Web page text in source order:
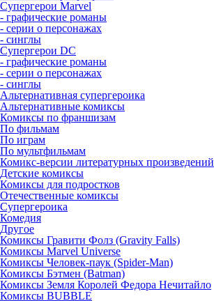
Супергерои Marvel
- графические романы
- серии о персонажах
- синглы
Супергерои DC
- графические романы
- серии о персонажах
- синглы
Альтернативная супергероика
Альтернативные комиксы
Комиксы по франшизам
По фильмам
По играм
По мультфильмам
Комикс-версии литературных произведений
Детские комиксы
Комиксы для подростков
Отечественные комиксы
Супергероика
Комедия
Другое
Комиксы Гравити Фолз (Gravity Falls)
Комиксы Marvel Universe
Комиксы Человек-паук (Spider-Man)
Комиксы Бэтмен (Batman)
Комиксы Земля Королей Федора Нечитайло
Комиксы BUBBLE